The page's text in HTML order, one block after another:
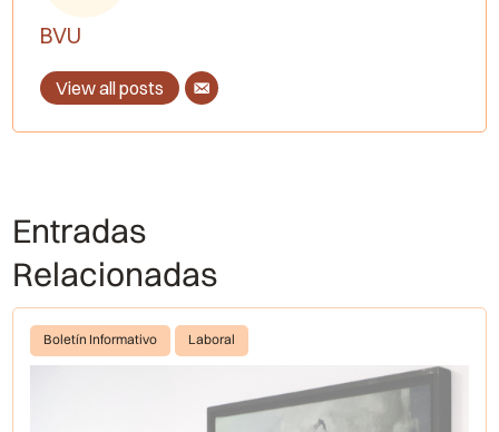
BVU
View all posts
Entradas
Relacionadas
Boletín Informativo Laboral